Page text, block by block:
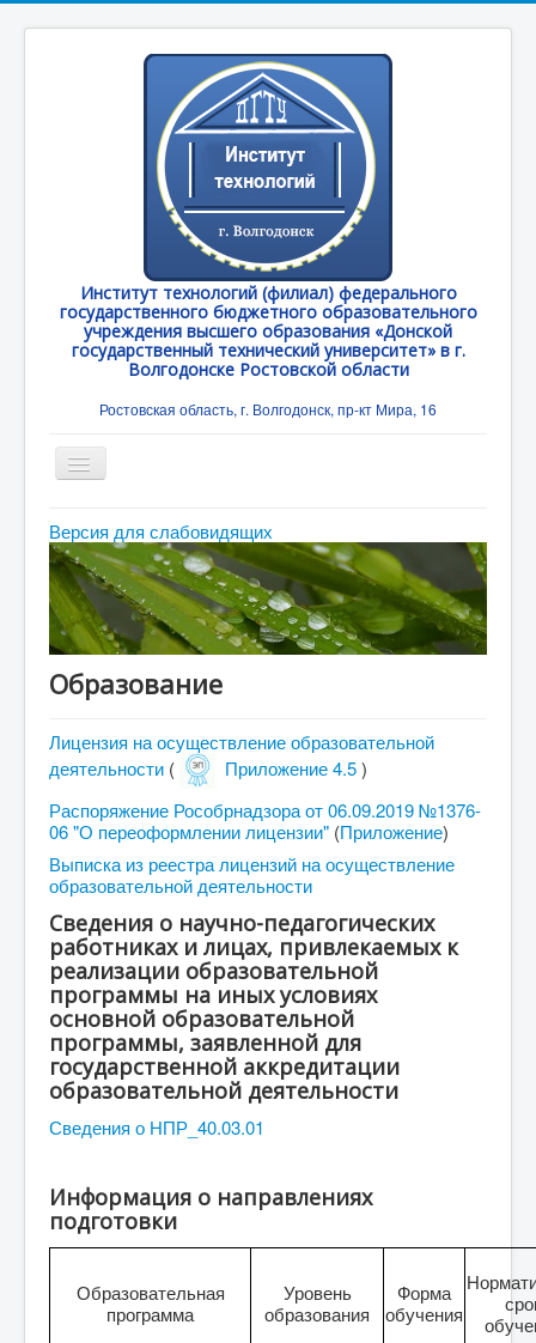
Институт технологий (филиал) федерального
государственного бюджетного образовательного
учреждения высшего образования «Донской
государственный технический университет» в г.
Волгодонске Ростовской области
Ростовская область, г. Волгодонск, пр-кт Мира, 16
Toggle
Navigation
Главная
Абитуриенту
Студенту
ДПО
Выпускнику
Противодействие терроризму и экстремизму
Инклюзивное образование
About
Author Login
Версия для слабовидящих
Образование
Лицензия на осуществление образовательной
деятельности ( Приложение 4.5)
Распоряжение Рособрнадзора от 06.09.2019 №1376-
06 "О переоформлении лицензии" (Приложение)
Выписка из реестра лицензий на осуществление
образовательной деятельности
Сведения о научно-педагогических
работниках и лицах, привлекаемых к
реализации образовательной
программы на иных условиях
основной образовательной
программы, заявленной для
государственной аккредитации
образовательной деятельности
Сведения о НПР_40.03.01
Информация о направлениях
подготовки
Образовательная
программа
Уровень
образования
Форма
обучения